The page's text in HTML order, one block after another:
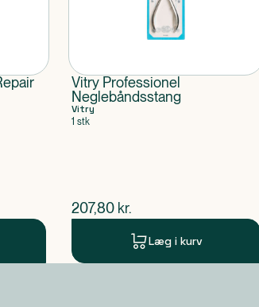
Vitry Professionel
Neglebåndsstang
Vitry
1 stk
$nuværende pris
207,80 kr.
Læg i kurv